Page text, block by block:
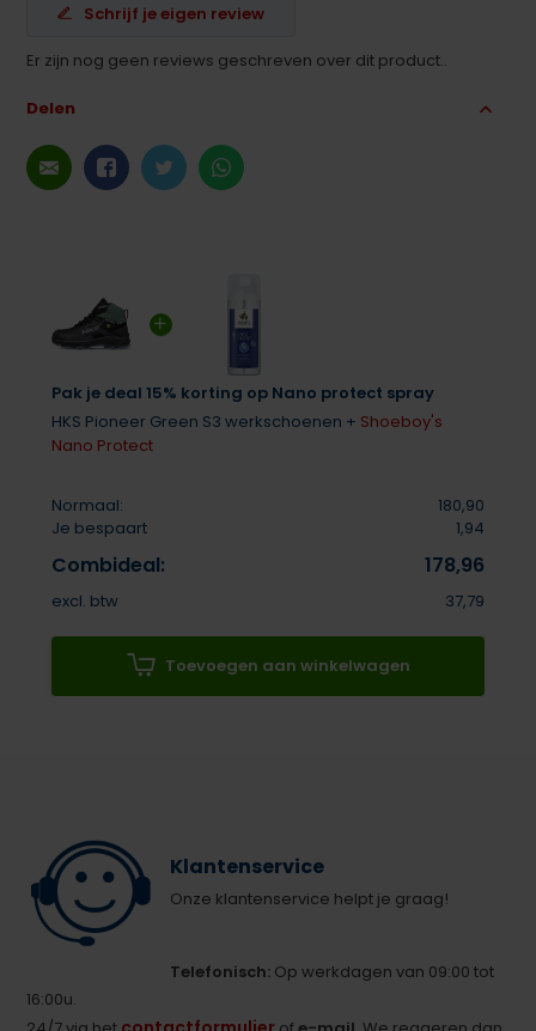
Pak je deal 15% korting op Nano protect spray
HKS Pioneer Green S3 werkschoenen + Shoeboy's
Nano Protect
Normaal:
180,90
Je bespaart
1,94
Combideal: 178,96
excl. btw 37,79
Toevoegen aan winkelwagen
Schrijf je eigen review
Er zijn nog geen reviews geschreven over dit product..
Delen
Klantenservice
Onze klantenservice helpt je graag!
Telefonisch: Op werkdagen van 09:00 tot
16:00u.